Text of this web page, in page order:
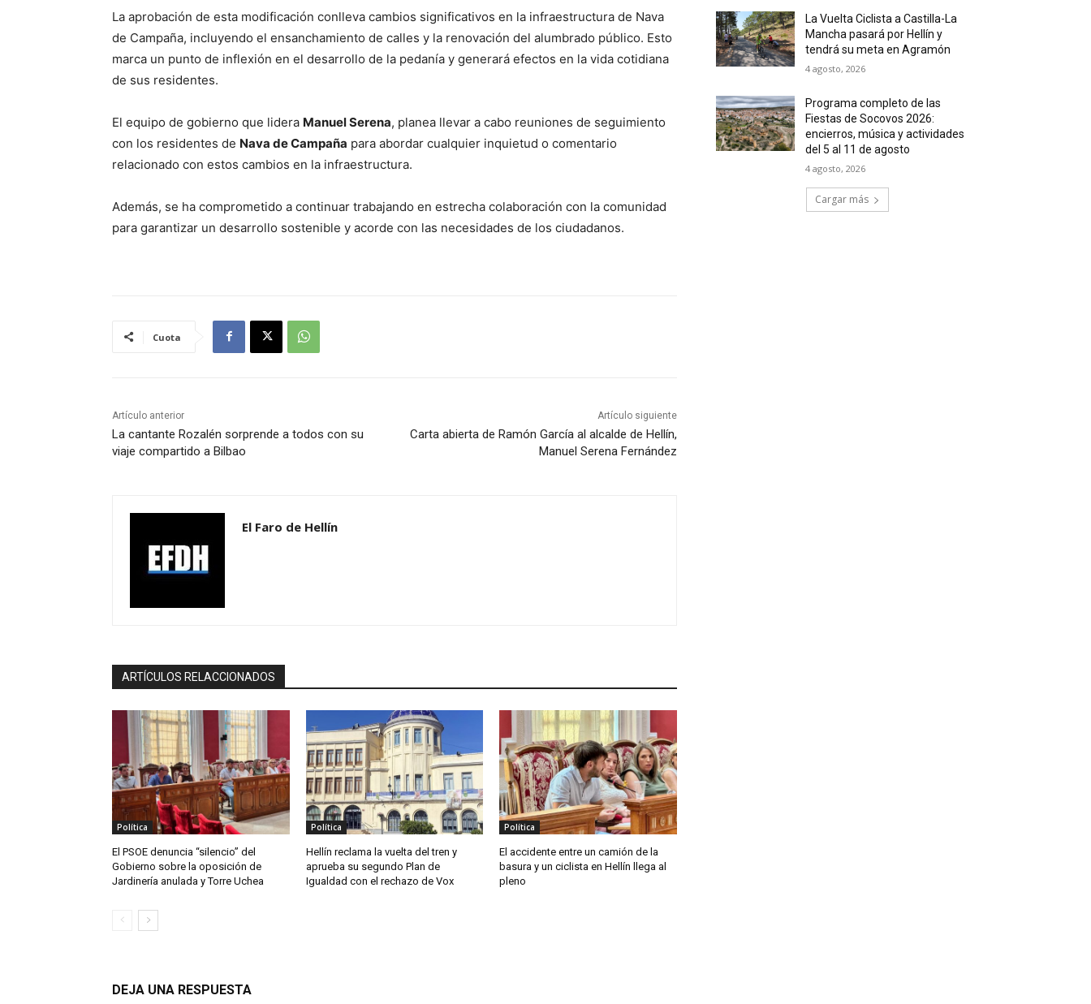
La aprobación de esta modificación conlleva cambios significativos en la infraestructura de Nava
de Campaña, incluyendo el ensanchamiento de calles y la renovación del alumbrado público. Esto
marca un punto de inflexión en el desarrollo de la pedanía y generará efectos en la vida cotidiana
de sus residentes.
El equipo de gobierno que lidera Manuel Serena, planea llevar a cabo reuniones de seguimiento
con los residentes de Nava de Campaña para abordar cualquier inquietud o comentario
relacionado con estos cambios en la infraestructura.
Además, se ha comprometido a continuar trabajando en estrecha colaboración con la comunidad
para garantizar un desarrollo sostenible y acorde con las necesidades de los ciudadanos.
Cuota
Artículo anterior
La cantante Rozalén sorprende a todos con su
viaje compartido a Bilbao
Artículo siguiente
Carta abierta de Ramón García al alcalde de Hellín,
Manuel Serena Fernández
El Faro de Hellín
ARTÍCULOS RELACCIONADOS
Política
El PSOE denuncia “silencio” del
Gobierno sobre la oposición de
Jardinería anulada y Torre Uchea
Política
Hellín reclama la vuelta del tren y
aprueba su segundo Plan de
Igualdad con el rechazo de Vox
Política
El accidente entre un camión de la
basura y un ciclista en Hellín llega al
pleno
DEJA UNA RESPUESTA
La Vuelta Ciclista a Castilla-La
Mancha pasará por Hellín y
tendrá su meta en Agramón
4 agosto, 2026
Programa completo de las
Fiestas de Socovos 2026:
encierros, música y actividades
del 5 al 11 de agosto
4 agosto, 2026
Cargar más